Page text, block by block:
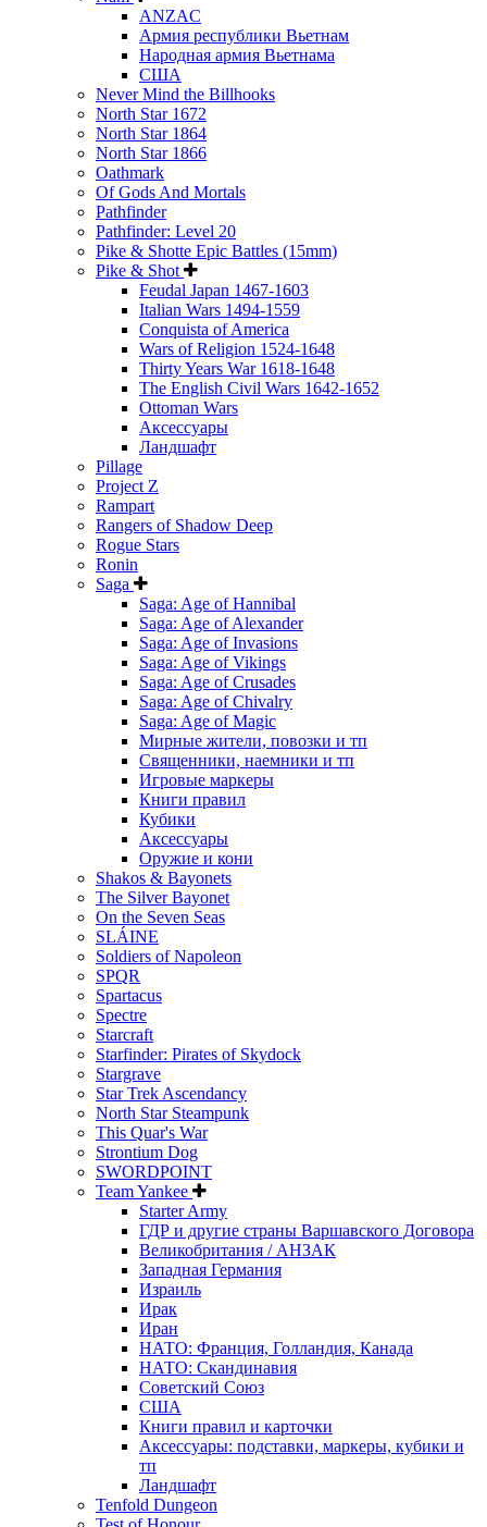
ANZAC
Армия республики Вьетнам
Народная армия Вьетнама
США
Never Mind the Billhooks
North Star 1672
North Star 1864
North Star 1866
Oathmark
Of Gods And Mortals
Pathfinder
Pathfinder: Level 20
Pike & Shotte Epic Battles (15mm)
Pike & Shot
Feudal Japan 1467-1603
Italian Wars 1494-1559
Conquista of America
Wars of Religion 1524-1648
Thirty Years War 1618-1648
The English Civil Wars 1642-1652
Ottoman Wars
Аксессуары
Ландшафт
Pillage
Project Z
Rampart
Rangers of Shadow Deep
Rogue Stars
Ronin
Saga
Saga: Age of Hannibal
Saga: Age of Alexander
Saga: Age of Invasions
Saga: Age of Vikings
Saga: Age of Crusades
Saga: Age of Chivalry
Saga: Age of Magic
Мирные жители, повозки и тп
Священники, наемники и тп
Игровые маркеры
Книги правил
Кубики
Аксессуары
Оружие и кони
Shakos & Bayonets
The Silver Bayonet
On the Seven Seas
SLÁINE
Soldiers of Napoleon
SPQR
Spartacus
Spectre
Starcraft
Starfinder: Pirates of Skydock
Stargrave
Star Trek Ascendancy
North Star Steampunk
This Quar's War
Strontium Dog
SWORDPOINT
Team Yankee
Starter Army
ГДР и другие страны Варшавского Договора
Великобритания / АНЗАК
Западная Германия
Израиль
Ирак
Иран
НАТО: Франция, Голландия, Канада
НАТО: Скандинавия
Советский Союз
США
Книги правил и карточки
Аксессуары: подставки, маркеры, кубики и
тп
Ландшафт
Tenfold Dungeon